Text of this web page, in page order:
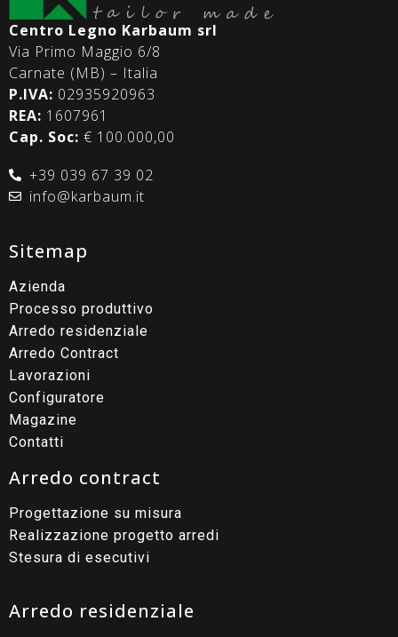
Centro Legno Karbaum srl
Via Primo Maggio 6/8
Carnate (MB) – Italia
P.IVA: 02935920963
REA: 1607961
Cap. Soc: € 100.000,00
+39 039 67 39 02
info@karbaum.it
Sitemap
Azienda
Processo produttivo
Arredo residenziale
Arredo Contract
Lavorazioni
Configuratore
Magazine
Contatti
Arredo contract
Progettazione su misura
Realizzazione progetto arredi
Stesura di esecutivi
Arredo residenziale